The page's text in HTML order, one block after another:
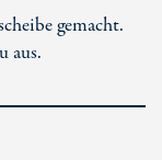
gemacht.
aus.